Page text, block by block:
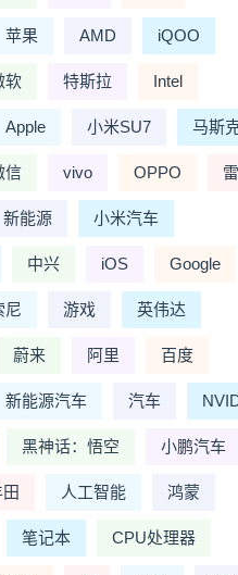
苹果 AMD iQOO
软 特斯拉 Intel
Apple 小米SU7 马斯
信 vivo OPPO
新能源 小米汽车
中兴 iOS Google
尼 游戏 英伟达
蔚来 阿里 百度
新能源汽车 汽车
黑神话：悟空 小鹏汽车
人工智能 鸿蒙
笔记本 CPU处理器